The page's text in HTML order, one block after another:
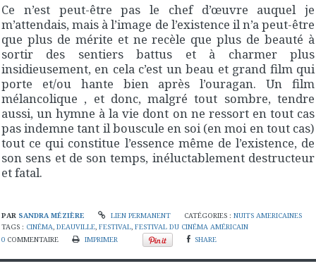
Ce n’est peut-être pas le chef d’œuvre auquel je
m’attendais, mais à l’image de l’existence il n’a peut-être
que plus de mérite et ne recèle que plus de beauté à
sortir des sentiers battus et à charmer plus
insidieusement, en cela c’est un beau et grand film qui
porte et/ou hante bien après l’ouragan. Un film
mélancolique , et donc, malgré tout sombre, tendre
aussi, un hymne à la vie dont on ne ressort en tout cas
pas indemne tant il bouscule en soi (en moi en tout cas)
tout ce qui constitue l’essence même de l’existence, de
son sens et de son temps, inéluctablement destructeur
et fatal.
PAR SANDRA MÉZIÈRE LIEN PERMANENT CATÉGORIES :NUITS AMERICAINES
TAGS : CINÉMA, DEAUVILLE, FESTIVAL, FESTIVAL DU CINÉMA AMÉRICAIN
0 COMMENTAIRE IMPRIMER SHARE